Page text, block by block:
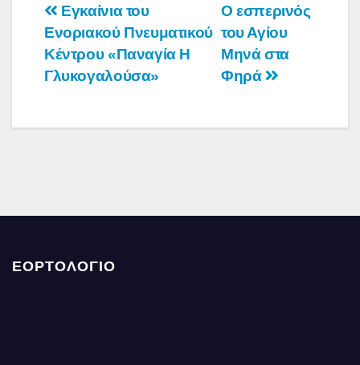
Πλοήγηση
άρθρων
Ο εσπερινός
του Αγίου
Μηνά στα
Φηρά
Εγκαίνια του
Ενοριακού Πνευματικού
Κέντρου «Παναγία Η
Γλυκογαλούσα»
ΕΟΡΤΟΛΟΓΙΟ